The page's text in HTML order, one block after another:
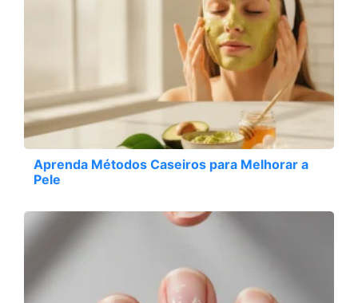
Aprenda Métodos Caseiros para Melhorar a
Pele